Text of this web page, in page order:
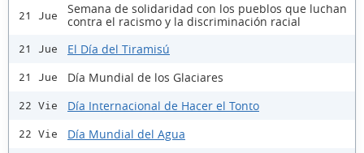
21 Jue
Semana de solidaridad con los pueblos que luchan
contra el racismo y la discriminación racial
21 Jue El Día del Tiramisú
21 Jue Día Mundial de los Glaciares
22 Vie Día Internacional de Hacer el Tonto
22 Vie Día Mundial del Agua